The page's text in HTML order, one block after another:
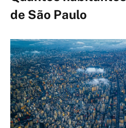
de São Paulo